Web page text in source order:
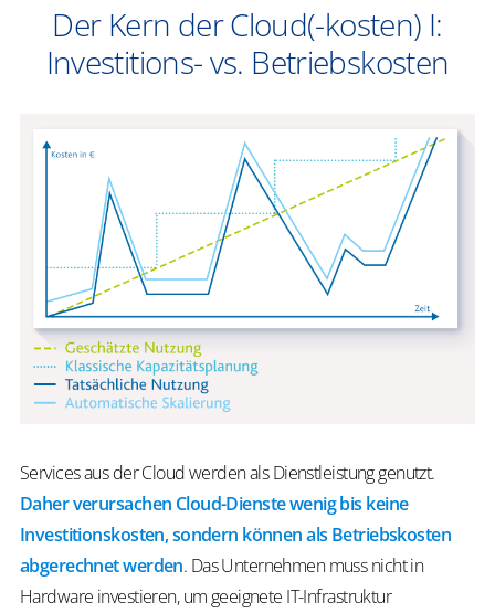
Der Kern der Cloud(-kosten) I:
Investitions- vs. Betriebskosten
Services aus der Cloud werden als Dienstleistung genutzt.
Daher verursachen Cloud-Dienste wenig bis keine
Investitionskosten, sondern können als Betriebskosten
abgerechnet werden. Das Unternehmen muss nicht in
Hardware investieren, um geeignete IT-Infrastruktur